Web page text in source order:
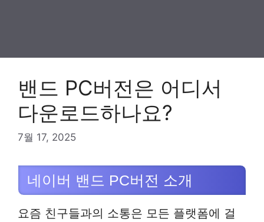
밴드 PC버전은 어디서
다운로드하나요?
7월 17, 2025
네이버 밴드 PC버전 소개
요즘 친구들과의 소통은 모든 플랫폼에 걸